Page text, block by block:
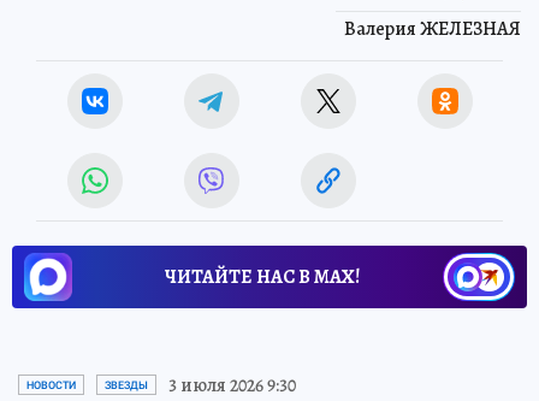
Валерия ЖЕЛЕЗНАЯ
ЧИТАЙТЕ НАС В МАХ!
НОВОСТИ ЗВЕЗДЫ 3 июля 2026 9:30